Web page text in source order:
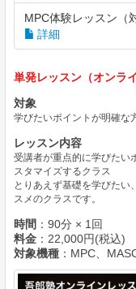
MPC体験レッスン（
詳細
単発レッスン（オンライ
対象
学びたいポイントが明確な
レッスン内容
受講者が重点的に学びたい
スタマイズするクラス
とりあえず基礎を学びたい
スメのクラスです。
時間 ：90分 × 1回
料金 ：22,000円(税込)
対象機種 ：MPC、